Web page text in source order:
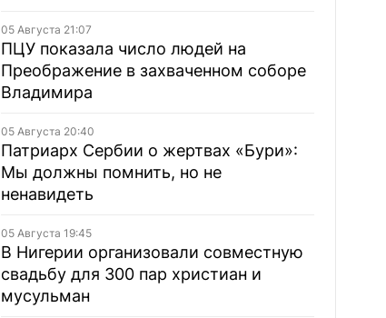
05 Августа 21:07
ПЦУ показала число людей на
Преображение в захваченном соборе
Владимира
05 Августа 20:40
Патриарх Сербии о жертвах «Бури»:
Мы должны помнить, но не
ненавидеть
05 Августа 19:45
В Нигерии организовали совместную
свадьбу для 300 пар христиан и
мусульман